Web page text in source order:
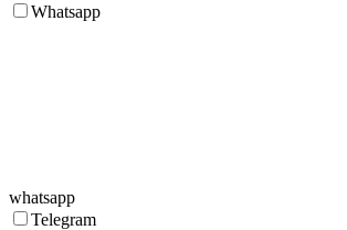
Whatsapp
whatsapp
Telegram